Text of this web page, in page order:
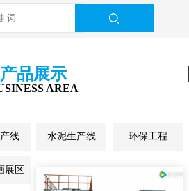
产品展示
AREA
线 水泥生产线 环保工程
展区